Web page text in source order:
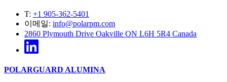
T: +1 905-362-5401
이메일: info@polarpm.com
2860 Plymouth Drive Oakville ON L6H 5R4 Canada
POLARGUARD ALUMINA